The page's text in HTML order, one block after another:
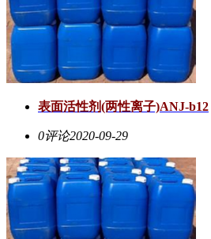
表面活性剂(两性离子)ANJ-b12
0评论2020-09-29